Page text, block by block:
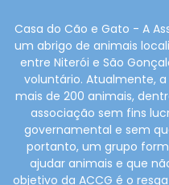
Casa do Cão e Gato - A
um abrigo de animais
entre Niterói e São
voluntário. Atualmente,
mais de 200 animais,
associação sem fins
governamental e sem
portanto, um grupo
ajudar animais e que
objetivo da ACCG é o